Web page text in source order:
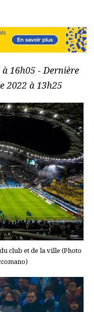
16h05 - Dernière
2022 à 13h25
club et de la ville (Photo